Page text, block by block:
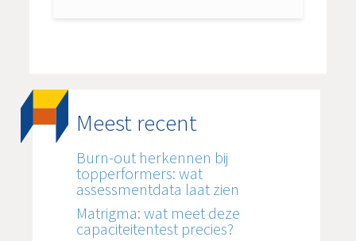
Meest recent
Burn-out herkennen bij
topperformers: wat
assessmentdata laat zien
Matrigma: wat meet deze
capaciteitentest precies?